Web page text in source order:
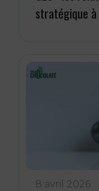
stratégique à
8 avril 2026